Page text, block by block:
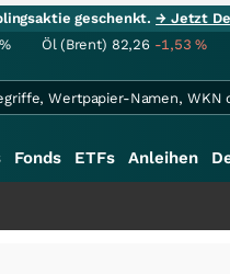
geschenkt.→ Jetzt
% Öl (Brent) 82,26 -1,53%
Fonds ETFs Anleihen